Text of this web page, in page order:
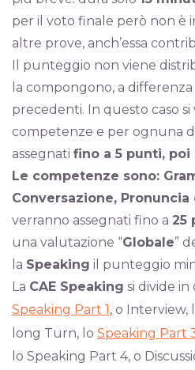
per il voto finale però non è
altre prove, anch’essa
Il punteggio non viene
la compongono, a
precedenti. In questo caso
competenze e per ognuna
assegnati fino a 5 punti,
Le competenze sono:
Conversazione,
verranno assegnati fino a 25
una valutazione “Globale”
la Speaking il punteggio
La CAE Speaking si divide
Speaking Part 1, o Interview,
long Turn, lo Speaking Part
lo Speaking Part 4, o